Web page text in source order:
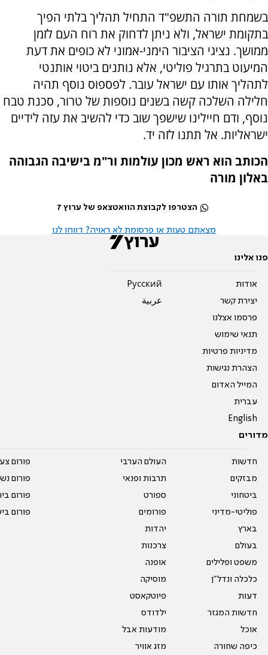
בשמחת תורה התשפ"ד התחיל תהליך בלתי הפיך
בתקומת ישראל, ולא ניתן לדחוק את רוח העם לזמן
ממושך. נציגי הציבור הימני-אמוני לא כופים את דעת
המיעוט בתרגיל פוליטי, אלא נותנים ביטוי אותנטי
לתהליך אותו עם ישראל עובר. לפספוס נוסף תהיה
חלילה השלכה קשה בשנים נוספות של טרור, סכנת טבח
נוסף, ודם חיילינו שישפך שוב כדי להשיב את עזה לידיים
ישראליות. אל תתנו לזה יד.
הכותב הוא ראש מכון עולמות ור"מ בישיבה הגבוהה
באלון מורה
הצטרפו לקבוצת הוואטצאפ של ערוץ 7
מצאתם טעות או פרסומת לא ראויה? דווחו לנו
פנו אלינו
אודות
יצירת קשר
פרסמו אצלנו
תנאי שימוש
מדיניות פרטיות
הצהרת נגישות
המייל האדום
עברית
English
Pусский
عربية
מדורים
חדשות
מבזקים
ביטחוני
פוליטי-מדיני
בארץ
בעולם
משפט ופלילים
כלכלה ונדל"ן
דעות
חדשות המגזר
אוכל
כיפה שחורה
העולם הערבי
תרבות ופנאי
ספורט
פורומים
יהדות
צרכנות
אופנה
מוסיקה
פיוטקאסט
ילדודס
מודעות אבל
מזג אוויר
פורום
פורום
פורום
פורום